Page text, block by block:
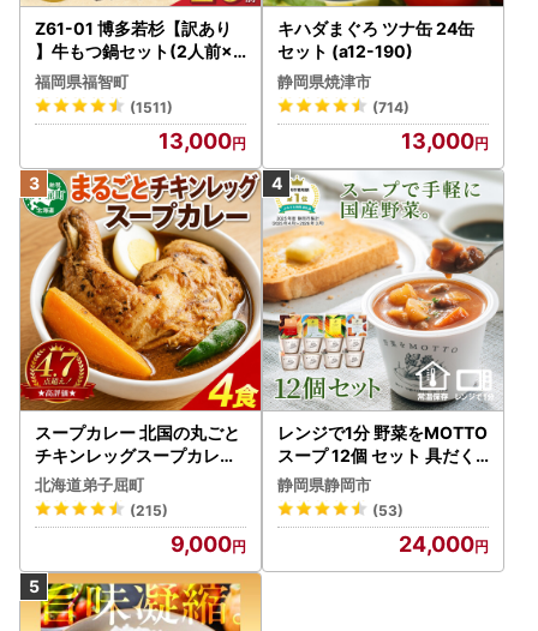
Z61-01 博多若杉【訳あり
】牛もつ鍋セット(2人前×5
) 10人前 もつ鍋
福岡県福智町
(1511)
13,000
キハダまぐろ ツナ缶 24缶
セット (a12-190)
静岡県焼津市
(714)
13,000
スープカレー 北国の丸ごと
チキンレッグスープカレー
4個 3739
北海道弟子屈町
(215)
9,000
レンジで1分 野菜をMOTTO
スープ 12個 セット 具だく
さんスープ 朝食 惣菜 国産
野菜 常温保存
静岡県静岡市
(53)
24,000